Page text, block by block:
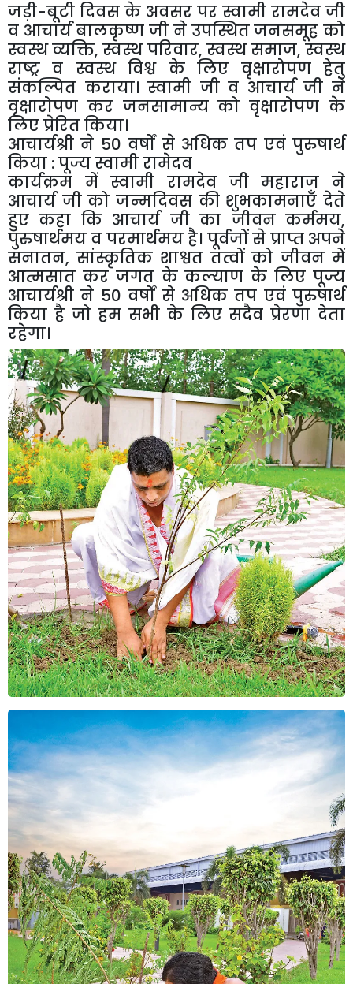
जड़ी-बूटी दिवस के अवसर पर स्वामी रामदेव जी
व आचार्य बालकृष्ण जी ने उपस्थित जनसमूह को
स्वस्थ व्यक्ति, स्वस्थ परिवार, स्वस्थ समाज, स्वस्थ
राष्ट्र व स्वस्थ विश्व के लिए वृक्षारोपण हेतु
संकल्पित कराया। स्वामी जी व आचार्य जी ने
वृक्षारोपण कर जनसामान्य को वृक्षारोपण के
लिए प्रेरित किया।
आचार्यश्री ने 50 वर्षों से अधिक तप एवं पुरुषार्थ
किया : पूज्य स्वामी रामेदव
कार्यक्रम में स्वामी रामदेव जी महाराज ने
आचार्य जी को जन्मदिवस की शुभकामनाएँ देते
हुए कहा कि आचार्य जी का जीवन कर्ममय,
पुरुषार्थमय व परमार्थमय है। पूर्वजों से प्राप्त अपने
सनातन, सांस्कृतिक शाश्वत तत्वों को जीवन में
आत्मसात कर जगत के कल्याण के लिए पूज्य
आचार्यश्री ने 50 वर्षों से अधिक तप एवं पुरुषार्थ
किया है जो हम सभी के लिए सदैव प्रेरणा देता
रहेगा।